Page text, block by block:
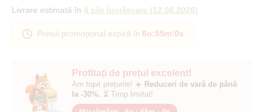
Profitați de prețul excelent!
Am topit prețurile! ☀️ Reduceri de vară de până
la -30%. ⏳ Timp limitat!
Livrare estimată în 4 zile lucrătoare (12.08.2026)
Prețul promoțional expiră în 6o:54m:59s